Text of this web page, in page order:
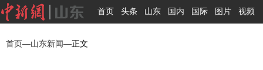
首页 头条 山东 国内 国际 图片 视频
首页—山东新闻—正文